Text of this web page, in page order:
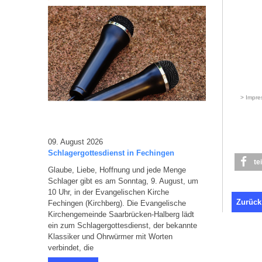
09. August 2026
Schlagergottesdienst in Fechingen
Glaube, Liebe, Hoffnung und jede Menge
Schlager gibt es am Sonntag, 9. August, um
10 Uhr, in der Evangelischen Kirche
Fechingen (Kirchberg). Die Evangelische
Kirchengemeinde Saarbrücken-Halberg lädt
ein zum Schlagergottesdienst, der bekannte
Klassiker und Ohrwürmer mit Worten
verbindet, die
Zurück